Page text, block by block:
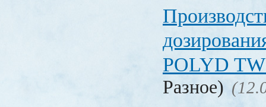
POLYD
Разное)